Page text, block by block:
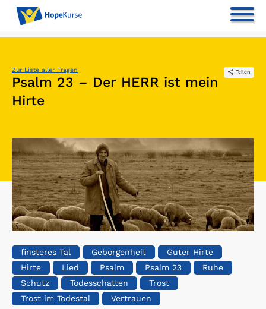
Zur Liste aller Fragen Teilen
Psalm 23 – Der HERR ist mein
Hirte
finsteres Tal Geborgenheit
Guter Hirte
Hirte
Lied Psalm Psalm 23
Ruhe
Schutz
Todesschatten
Trost
Trost im Todestal
Vertrauen